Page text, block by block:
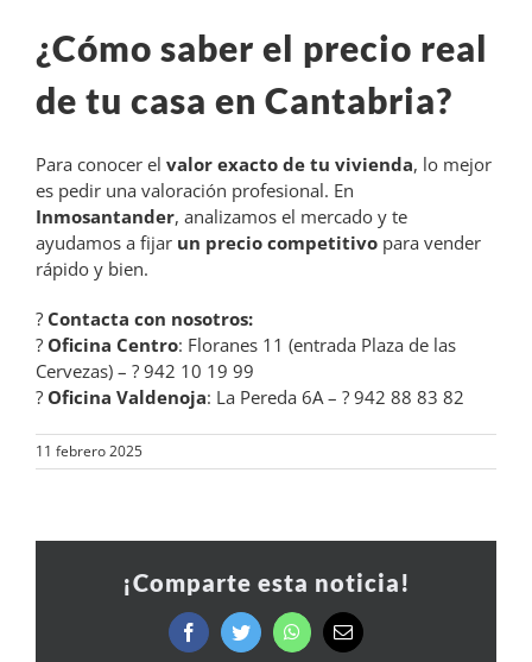
¿Cómo saber el precio real
de tu casa en Cantabria?
Para conocer el valor exacto de tu vivienda, lo mejor
es pedir una valoración profesional. En
Inmosantander, analizamos el mercado y te
ayudamos a fijar un precio competitivo para vender
rápido y bien.
? Contacta con nosotros:
? Oficina Centro: Floranes 11 (entrada Plaza de las
Cervezas) – ? 942 10 19 99
? Oficina Valdenoja: La Pereda 6A – ? 942 88 83 82
11 febrero 2025
¡Comparte esta noticia!
FacebookTwitter WhatsAppCorreo
electrónico